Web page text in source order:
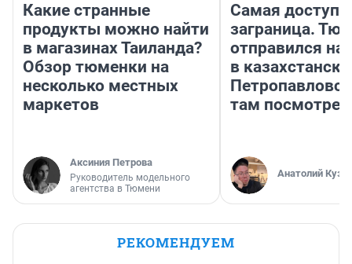
Какие странные
продукты можно найти
в магазинах Таиланда?
Обзор тюменки на
несколько местных
маркетов
Аксиния Петрова
Руководитель модельного
агентства в Тюмени
Самая
заграница.
отправился
в
там
Анатолий
РЕКОМЕНДУЕМ